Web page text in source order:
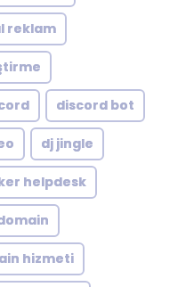
reklam
discord bot
dj jingle
helpdesk
hizmeti